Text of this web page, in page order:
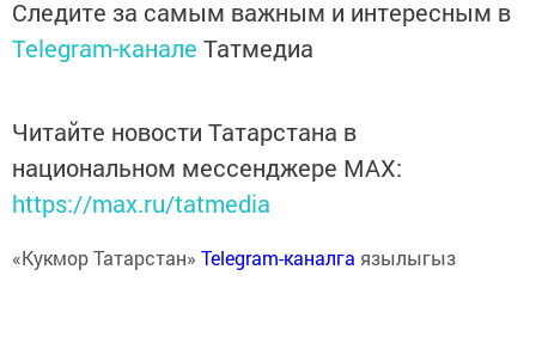
Следите за самым важным и интересным в
Telegram-канале Татмедиа
Читайте новости Татарстана в
национальном мессенджере MАХ:
https://max.ru/tatmedia
«Кукмор Татарстан» Telegram-каналга язылыгыз